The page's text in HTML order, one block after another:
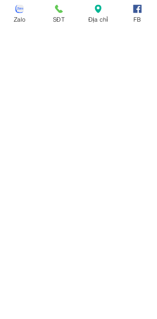
Nam, An Nhơn Bắc, Bồng Sơn, Hoài
Nhơn, Tam Quan, Hoài Nhơn Đông, Hoài
Zalo SĐT Địa chỉ FB